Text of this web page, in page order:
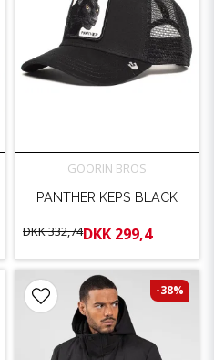
GOORIN BROS
PANTHER KEPS BLACK
DKK 332,74DKK 299,4
-38%